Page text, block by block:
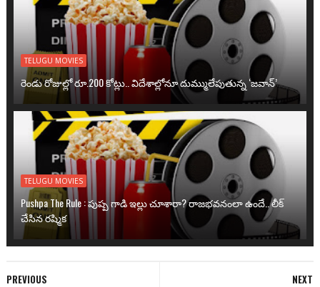
TELUGU MOVIES
రెండు రోజుల్లో రూ.200 కోట్లు.. విదేశాల్లోనూ దుమ్ములేపుతున్న ‘జవాన్’
TELUGU MOVIES
Pushpa The Rule : పుష్ప గాడి ఇల్లు చూశారా? రాజభవనంలా ఉందే.. లీక్
చేసిన రష్మిక
NEXT
PREVIOUS